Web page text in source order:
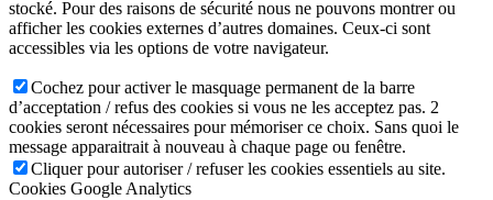
stocké. Pour des raisons de sécurité nous ne pouvons montrer ou
afficher les cookies externes d’autres domaines. Ceux-ci sont
accessibles via les options de votre navigateur.
Cochez pour activer le masquage permanent de la barre
d’acceptation / refus des cookies si vous ne les acceptez pas. 2
cookies seront nécessaires pour mémoriser ce choix. Sans quoi le
message apparaitrait à nouveau à chaque page ou fenêtre.
Cliquer pour autoriser / refuser les cookies essentiels au site.
Cookies Google Analytics